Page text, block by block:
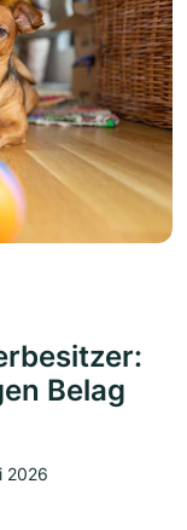
Belag
2026